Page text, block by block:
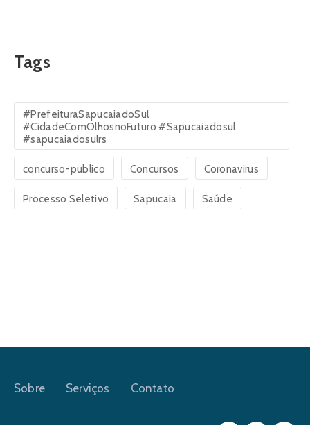
Tags
#PrefeituraSapucaiadoSul
#CidadeComOlhosnoFuturo #Sapucaiadosul
#sapucaiadosulrs
concurso-publico Concursos Coronavirus
Processo Seletivo Sapucaia Saúde
Sobre Serviços Contato